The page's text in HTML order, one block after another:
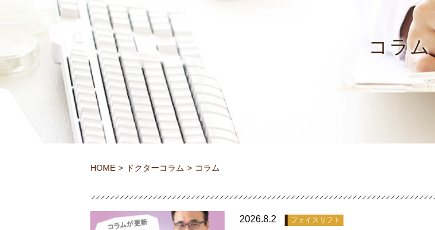
コラム
HOME ドクターコラム コラム
2026.8.2 フェイスリフト